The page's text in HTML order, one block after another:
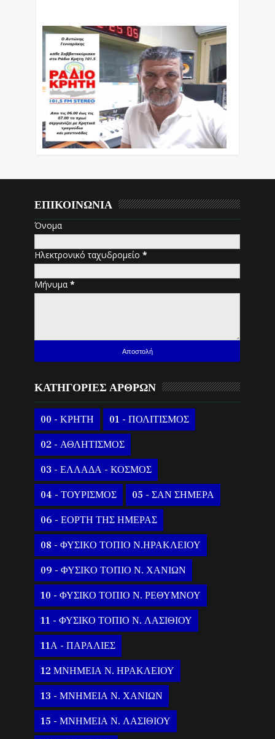
ΕΠΙΚΟΙΝΩΝΙΑ
Όνομα
Ηλεκτρονικό ταχυδρομείο*
Μήνυμα*
ΚΑΤΗΓΟΡΙΕΣ ΑΡΘΡΩΝ
00 - ΚΡΗΤΗ 01 - ΠΟΛΙΤΙΣΜΟΣ
02 - ΑΘΛΗΤΙΣΜΟΣ
03 - ΕΛΛΑΔΑ - ΚΟΣΜΟΣ
04 - ΤΟΥΡΙΣΜΟΣ 05 - ΣΑΝ ΣΗΜΕΡΑ
06 - ΕΟΡΤΗ ΤΗΣ ΗΜΕΡΑΣ
08 - ΦΥΣΙΚΟ ΤΟΠΙΟ Ν.ΗΡΑΚΛΕΙΟΥ
09 - ΦΥΣΙΚΟ ΤΟΠΙΟ Ν. ΧΑΝΙΩΝ
10 - ΦΥΣΙΚΟ ΤΟΠΙΟ Ν. ΡΕΘΥΜΝΟΥ
11 - ΦΥΣΙΚΟ ΤΟΠΙΟ Ν. ΛΑΣΙΘΙΟΥ
11Α - ΠΑΡΑΛΙΕΣ
12 ΜΝΗΜΕΙΑ Ν. ΗΡΑΚΛΕΙΟΥ
13 - ΜΝΗΜΕΙΑ Ν. ΧΑΝΙΩΝ
15 - ΜΝΗΜΕΙΑ Ν. ΛΑΣΙΘΙΟΥ